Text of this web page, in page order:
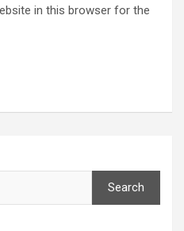
in this browser for the
Search